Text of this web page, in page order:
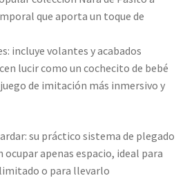
que aporta un toque de
incluye volantes y acabados
lucir como un cochecito de bebé
de imitación más inmersivo y
su práctico sistema de plegado
apenas espacio, ideal para
o para llevarlo